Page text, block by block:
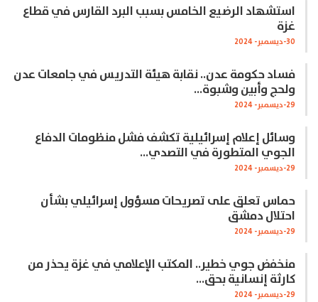
استشهاد الرضيع الخامس بسبب البرد القارس في قطاع
غزة
30-ديسمبر- 2024
فساد حكومة عدن.. نقابة هيئة التدريس في جامعات عدن
ولحج وأبين وشبوة…
29-ديسمبر- 2024
وسائل إعلام إسرائيلية تكشف فشل منظومات الدفاع
الجوي المتطورة في التصدي…
29-ديسمبر- 2024
حماس تعلق على تصريحات مسؤول إسرائيلي بشأن
احتلال دمشق
29-ديسمبر- 2024
منخفض جوي خطير.. المكتب الإعلامي في غزة يحذر من
كارثة إنسانية بحق…
29-ديسمبر- 2024